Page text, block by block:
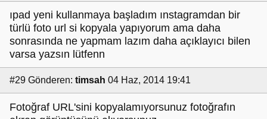
ıpad yeni kullanmaya başladım ınstagramdan bir
türlü foto url si kopyala yapıyorum ama daha
sonrasında ne yapmam lazım daha açıklayıcı bilen
varsa yazsın lütfenn
#29 Gönderen: timsah 04 Haz, 2014 19:41
Fotoğraf URL'sini kopyalamıyorsunuz fotoğrafın